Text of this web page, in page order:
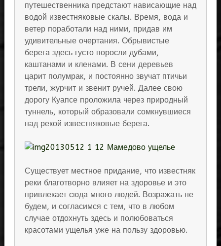
путешественника предстают нависающие над
водой известняковые скалы. Время, вода и
ветер поработали над ними, придав им
удивительные очертания. Обрывистые
берега здесь густо поросли дубами,
каштанами и кленами. В сени деревьев
царит полумрак, и постоянно звучат птичьи
трели, журчит и звенит ручей. Далее свою
дорогу Куапсе проложила через природный
туннель, который образовали сомкнувшиеся
над рекой известняковые берега.
Существует местное придание, что известняк
реки благотворно влияет на здоровье и это
привлекает сюда много людей. Возражать не
будем, и согласимся с тем, что в любом
случае отдохнуть здесь и полюбоваться
красотами ущелья уже на пользу здоровью.